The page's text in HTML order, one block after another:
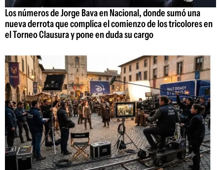
Los números de Jorge Bava en Nacional, donde sumó una
nueva derrota que complica el comienzo de los tricolores en
el Torneo Clausura y pone en duda su cargo